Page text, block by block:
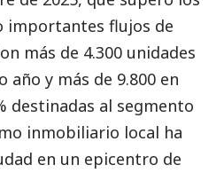
importantes flujos de
más de 4.300 unidades
y más de 9.800 en
destinadas al segmento
inmobiliario local ha
en un epicentro de